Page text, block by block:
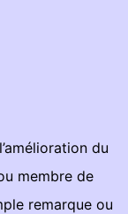
du
membre de
remarque ou